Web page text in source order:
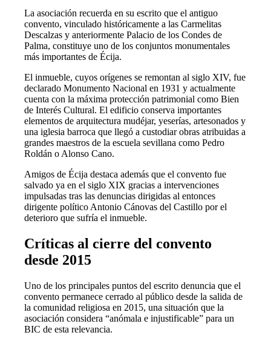
La asociación recuerda en su escrito que el antiguo
convento, vinculado históricamente a las Carmelitas
Descalzas y anteriormente Palacio de los Condes de
Palma, constituye uno de los conjuntos monumentales
más importantes de Écija.
El inmueble, cuyos orígenes se remontan al siglo XIV, fue
declarado Monumento Nacional en 1931 y actualmente
cuenta con la máxima protección patrimonial como Bien
de Interés Cultural. El edificio conserva importantes
elementos de arquitectura mudéjar, yeserías, artesonados y
una iglesia barroca que llegó a custodiar obras atribuidas a
grandes maestros de la escuela sevillana como Pedro
Roldán o Alonso Cano.
Amigos de Écija destaca además que el convento fue
salvado ya en el siglo XIX gracias a intervenciones
impulsadas tras las denuncias dirigidas al entonces
dirigente político Antonio Cánovas del Castillo por el
deterioro que sufría el inmueble.
Críticas al cierre del convento
desde 2015
Uno de los principales puntos del escrito denuncia que el
convento permanece cerrado al público desde la salida de
la comunidad religiosa en 2015, una situación que la
asociación considera “anómala e injustificable” para un
BIC de esta relevancia.